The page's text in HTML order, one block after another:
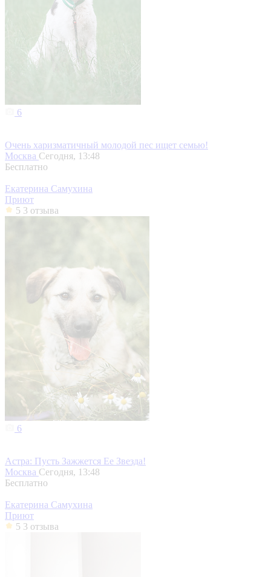
6
Очень харизматичный молодой пес ищет семью!
Москва Сегодня, 13:48
Бесплатно
Екатерина Самухина
Приют
5 3 отзыва
6
Астра: Пусть Зажжется Ее Звезда!
Москва Сегодня, 13:48
Бесплатно
Екатерина Самухина
Приют
5 3 отзыва